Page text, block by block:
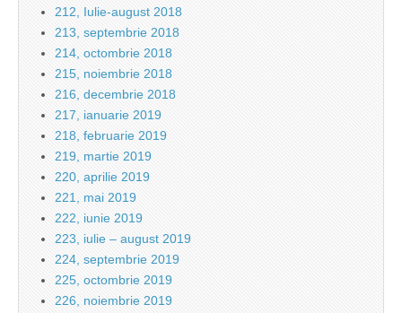
212, Iulie-august 2018
213, septembrie 2018
214, octombrie 2018
215, noiembrie 2018
216, decembrie 2018
217, ianuarie 2019
218, februarie 2019
219, martie 2019
220, aprilie 2019
221, mai 2019
222, iunie 2019
223, iulie – august 2019
224, septembrie 2019
225, octombrie 2019
226, noiembrie 2019